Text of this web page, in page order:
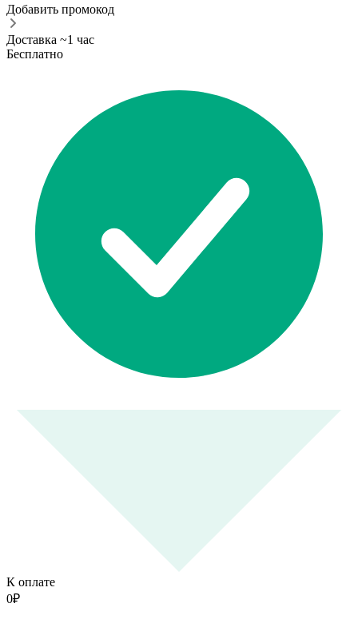
Добавить промокод
Доставка ~1 час
Бесплатно
К оплате
0₽